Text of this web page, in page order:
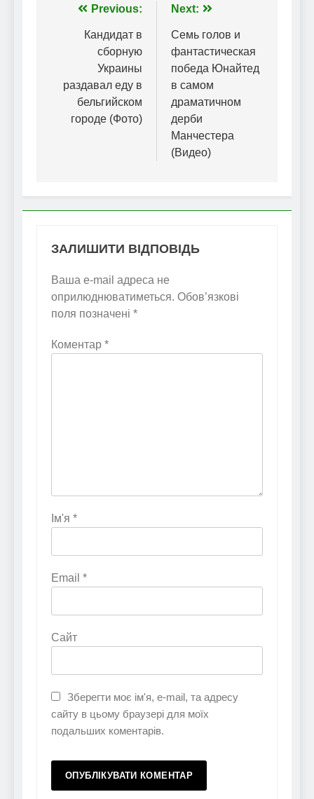
Навігація
записів
Previous:
Кандидат в
сборную
Украины
раздавал еду в
бельгийском
городе (Фото)
Next:
Семь голов и
фантастическая
победа Юнайтед
в самом
драматичном
дерби
Манчестера
(Видео)
ЗАЛИШИТИ ВІДПОВІДЬ
Ваша e-mail адреса не
оприлюднюватиметься. Обов’язкові
поля позначені *
Коментар *
Ім'я *
Email *
Сайт
Зберегти моє ім'я, e-mail, та адресу
сайту в цьому браузері для моїх
подальших коментарів.